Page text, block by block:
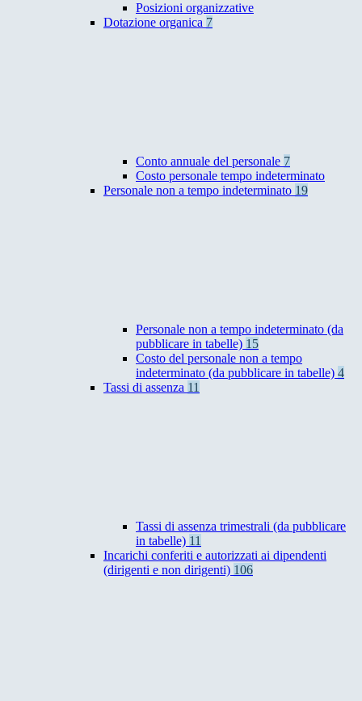
Posizioni organizzative
Dotazione organica 7
Conto annuale del personale 7
Costo personale tempo indeterminato
Personale non a tempo indeterminato 19
Personale non a tempo indeterminato (da
pubblicare in tabelle) 15
Costo del personale non a tempo
indeterminato (da pubblicare in tabelle) 4
Tassi di assenza 11
Tassi di assenza trimestrali (da pubblicare
in tabelle) 11
Incarichi conferiti e autorizzati ai dipendenti
(dirigenti e non dirigenti) 106